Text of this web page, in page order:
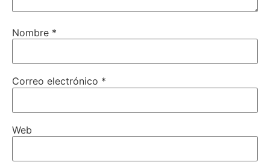
Nombre *
Correo electrónico *
Web